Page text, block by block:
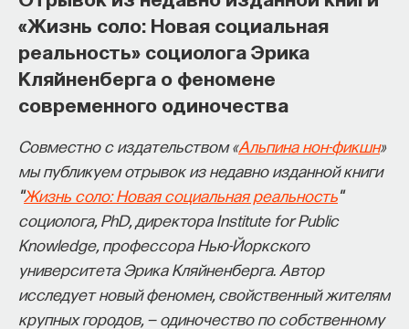
«Жизнь соло: Новая социальная
реальность» социолога Эрика
Кляйненберга о феномене
современного одиночества
Совместно с издательством «Альпина нон-фикшн»
мы публикуем отрывок из недавно изданной книги
"Жизнь соло: Новая социальная реальность"
социолога, PhD, директора Institute for Public
Knowledge, профессора Нью-Йоркского
университета Эрика Кляйненберга. Автор
исследует новый феномен, свойственный жителям
крупных городов, — одиночество по собственному
от нейромедиаторов?
Как устроена наша нервная система
на структурном, клеточном и молекулярном
уровнях? В чем состоит роль нейромедиаторов
процессами? Как появляются зависимость,
утомление, состояние эйфории или азарта?
Каково воздействие на работу мозга гормонов,
иммунной системы?
Ответы на эти и другие вопросы можно найти,
на курс «Химия между нейронами: